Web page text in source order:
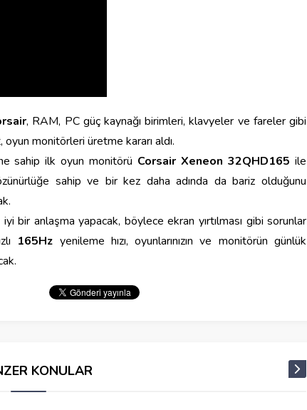
, RAM, PC güç kaynağı birimleri, klavyeler ve fareler gibi
monitörleri üretme kararı aldı.
sahip ilk oyun monitörü Corsair Xeneon 32QHD165 ile
sahip ve bir kez daha adında da bariz olduğunu
bir anlaşma yapacak, böylece ekran yırtılması gibi sorunlar
165Hz yenileme hızı, oyunlarınızın ve monitörün günlük
KONULAR